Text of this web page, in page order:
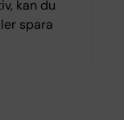
kan du
spara